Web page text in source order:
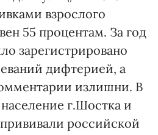
взрослого
55 процентам. За год
зарегистрировано
дифтерией, а
излишни. В
г.Шостка и
российской